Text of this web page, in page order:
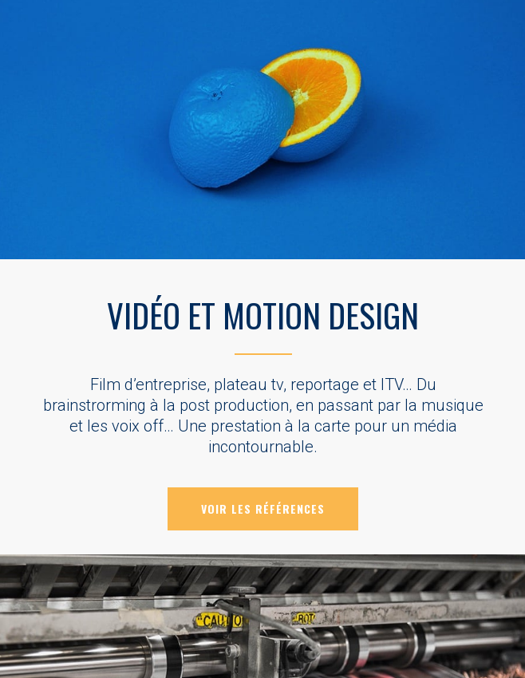
VIDÉO ET MOTION DESIGN
Film d’entreprise, plateau tv, reportage et ITV… Du
brainstrorming à la post production, en passant par la musique
et les voix off… Une prestation à la carte pour un média
incontournable.
VOIR LES RÉFÉRENCES